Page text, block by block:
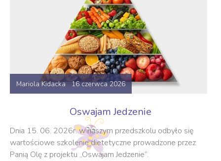
Mariola Kidacka 16 czerwca 2026
Oswajam Jedzenie
Dnia 15. 06. 2026r. w naszym przedszkolu odbyło się
wartościowe szkolenie dietetyczne prowadzone przez
Panią Olę z projektu „Oswajam Jedzenie”.